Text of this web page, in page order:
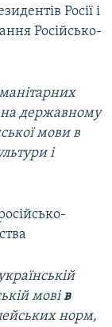
Росії і
Російсько-
на державному
мови в
і
мовів
норм,